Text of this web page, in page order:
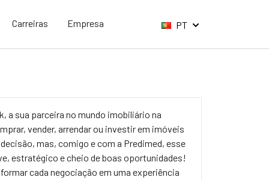
Carreiras Empresa PT
a sua parceira no mundo imobiliário na
vender, arrendar ou investir em imóveis
mas, comigo e com a Predimed, esse
estratégico e cheio de boas oportunidades!
cada negociação em uma experiência